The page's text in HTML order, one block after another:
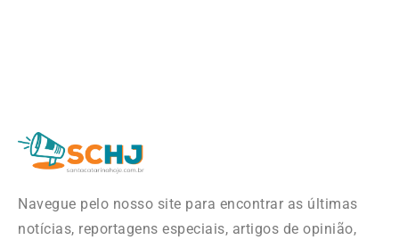
Navegue pelo nosso site para encontrar as últimas
notícias, reportagens especiais, artigos de opinião,